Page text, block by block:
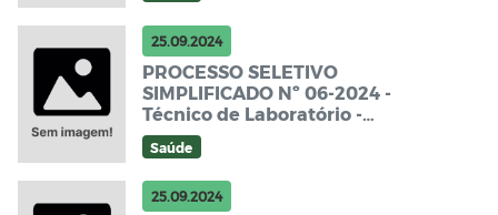
25.09.2024
PROCESSO SELETIVO
SIMPLIFICADO Nº 06-2024 -
Técnico de Laboratório -
FUNSAU-NA - Edital de
Abertura
Saúde
25.09.2024